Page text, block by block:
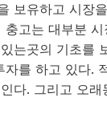
보유하고 시장
고는 대부분
는곳의 기초를
자를 하고 있다.
다. 그리고 오